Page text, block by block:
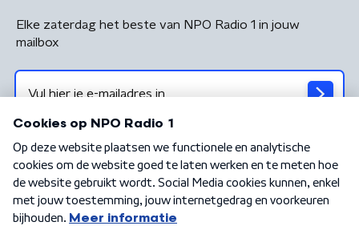
Elke zaterdag het beste van NPO Radio 1 in jouw
mailbox
Algemene voorwaarden